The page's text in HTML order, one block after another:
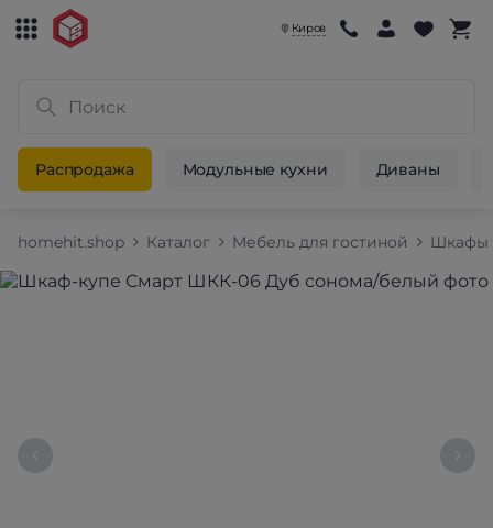
Киров
Распродажа Модульные кухни Диваны
homehit.shop Каталог Мебель для гостиной Шкафы